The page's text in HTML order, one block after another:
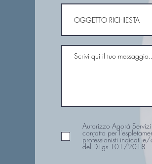
Autorizzo Agorà
contatto per
professionisti indicati
del D.Lgs 101/2018